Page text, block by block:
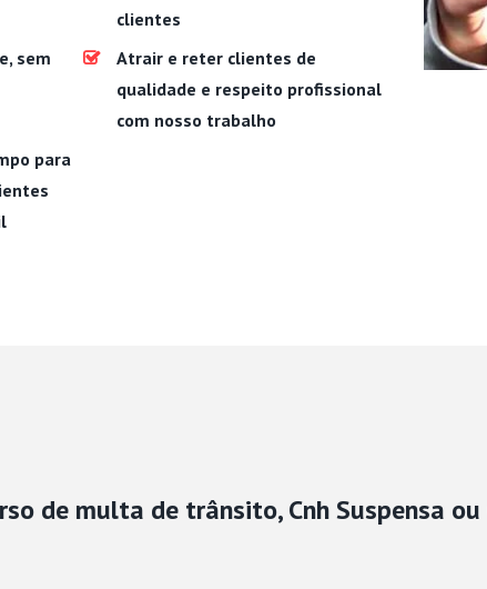
clientes
sem
Atrair e reter clientes de
qualidade e respeito profissional
com nosso trabalho
para
de multa de trânsito, Cnh Suspensa